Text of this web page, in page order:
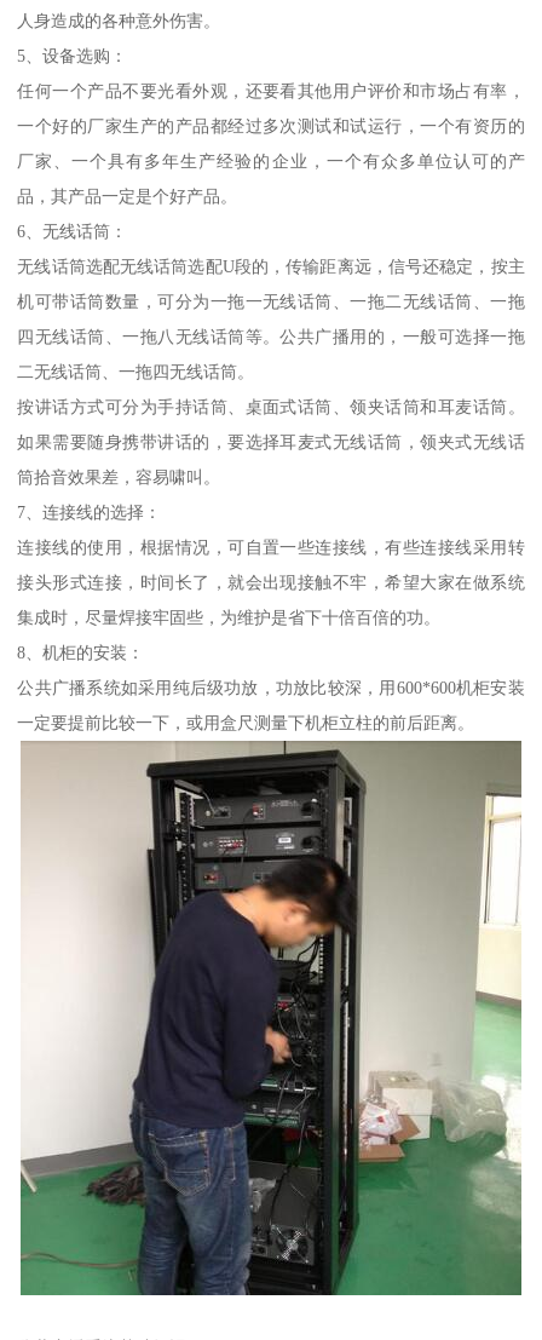
人身造成的各种意外伤害。
5、设备选购：
任何一个产品不要光看外观，还要看其他用户评价和市场占有率，
一个好的厂家生产的产品都经过多次测试和试运行，一个有资历的
厂家、一个具有多年生产经验的企业，一个有众多单位认可的产
品，其产品一定是个好产品。
6、无线话筒：
无线话筒选配无线话筒选配U段的，传输距离远，信号还稳定，按主
机可带话筒数量，可分为一拖一无线话筒、一拖二无线话筒、一拖
四无线话筒、一拖八无线话筒等。公共广播用的，一般可选择一拖
二无线话筒、一拖四无线话筒。
按讲话方式可分为手持话筒、桌面式话筒、领夹话筒和耳麦话筒。
如果需要随身携带讲话的，要选择耳麦式无线话筒，领夹式无线话
筒拾音效果差，容易啸叫。
7、连接线的选择：
连接线的使用，根据情况，可自置一些连接线，有些连接线采用转
接头形式连接，时间长了，就会出现接触不牢，希望大家在做系统
集成时，尽量焊接牢固些，为维护是省下十倍百倍的功。
8、机柜的安装：
公共广播系统如采用纯后级功放，功放比较深，用600*600机柜安装
一定要提前比较一下，或用盒尺测量下机柜立柱的前后距离。